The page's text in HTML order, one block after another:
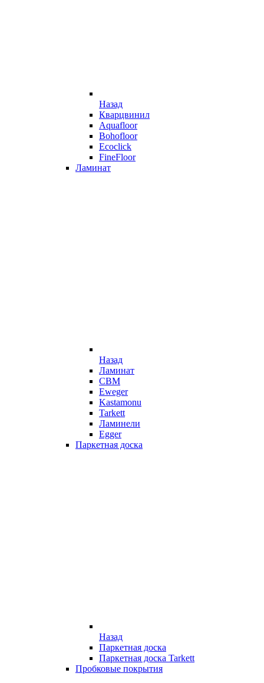
Назад
Кварцвинил
Aquafloor
Bohofloor
Ecoclick
FineFloor
Ламинат
Назад
Ламинат
CBM
Eweger
Kastamonu
Tarkett
Ламинели
Egger
Паркетная доска
Назад
Паркетная доска
Паркетная доска Tarkett
Пробковые покрытия